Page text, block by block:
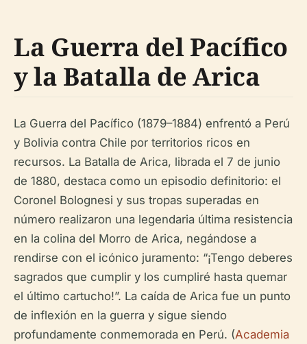
La Guerra del Pacífico
y la Batalla de Arica
La Guerra del Pacífico (1879–1884) enfrentó a Perú
y Bolivia contra Chile por territorios ricos en
recursos. La Batalla de Arica, librada el 7 de junio
de 1880, destaca como un episodio definitorio: el
Coronel Bolognesi y sus tropas superadas en
número realizaron una legendaria última resistencia
en la colina del Morro de Arica, negándose a
rendirse con el icónico juramento: “¡Tengo deberes
sagrados que cumplir y los cumpliré hasta quemar
el último cartucho!”. La caída de Arica fue un punto
de inflexión en la guerra y sigue siendo
profundamente conmemorada en Perú. (Academia